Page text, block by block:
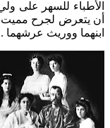
الأطباء للسهر على
أن يتعرض لجرح مميت .
ابنهما ووريث عرشهما .